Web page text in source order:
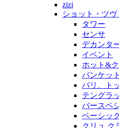
zizi
ショット・ツ
タワー
センサ
デカンタ
イベント
ホット&
バンケット
パリ、ト
テングラ
バースペ
ベーシッ
クリュ ク